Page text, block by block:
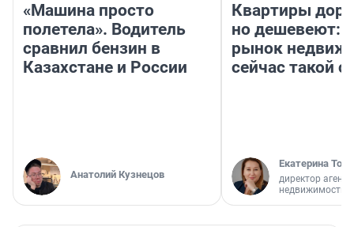
«Машина просто
полетела». Водитель
сравнил бензин в
Казахстане и России
Анатолий Кузнецов
Квартиры
но дешевеют:
рынок
сейчас такой
Екатерина
директор
недвижимости